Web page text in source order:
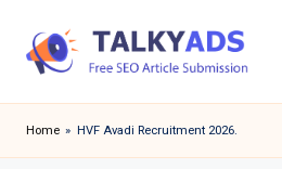
a
Home » HVF Avadi Recruitment 2026.